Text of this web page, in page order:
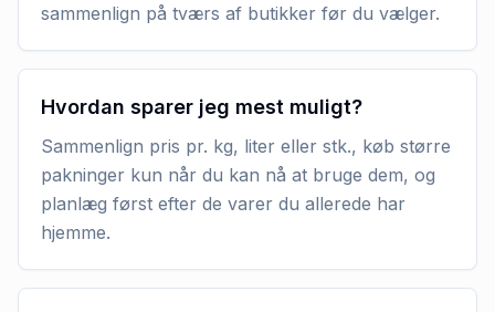
sammenlign på tværs af butikker før du vælger.
Hvordan sparer jeg mest muligt?
Sammenlign pris pr. kg, liter eller stk., køb større
pakninger kun når du kan nå at bruge dem, og
planlæg først efter de varer du allerede har
hjemme.